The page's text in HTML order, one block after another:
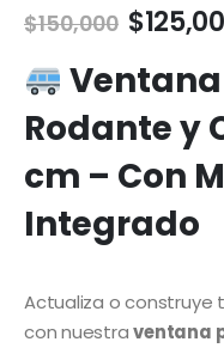
$150,000 El
precio
era:
$
Rodante y
cm – Con
Integrado
Actualiza o construye
con nuestraventana